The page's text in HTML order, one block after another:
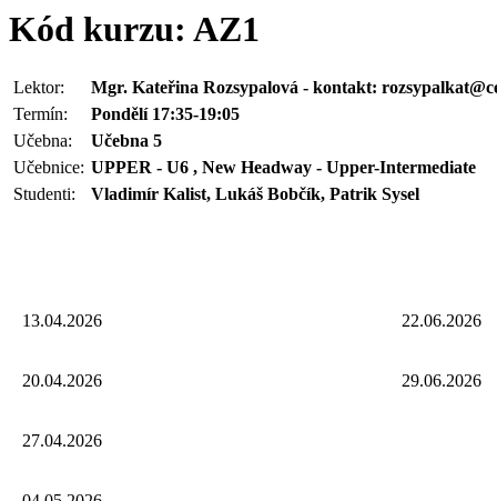
Kód kurzu: AZ1
Lektor:
Mgr. Kateřina Rozsypalová - kontakt:
Termín:
Pondělí 17:35-19:05
Učebna:
Učebna 5
Učebnice: UPPER - U6 , New Headway - Upper-Intermediate
Studenti:
Vladimír Kalist, Lukáš Bobčík, Patrik Sysel
13.04.2026
20.04.2026
27.04.2026
22.06.2026
29.06.2026